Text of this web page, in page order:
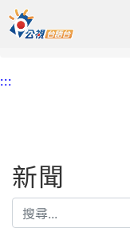
中央內容區塊
頭頁
:::
新聞